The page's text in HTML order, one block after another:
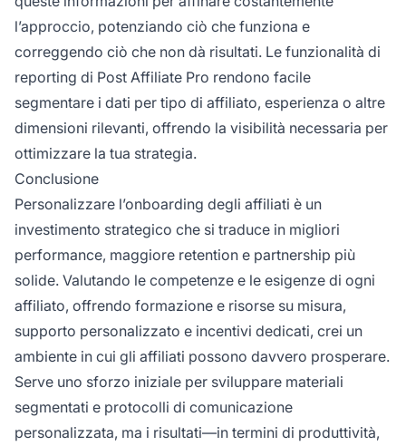
l’approccio, potenziando ciò che funziona e
correggendo ciò che non dà risultati. Le funzionalità di
reporting di Post Affiliate Pro rendono facile
segmentare i dati per tipo di affiliato, esperienza o altre
dimensioni rilevanti, offrendo la visibilità necessaria per
ottimizzare la tua strategia.
Conclusione
Personalizzare l’onboarding degli affiliati è un
investimento strategico che si traduce in migliori
performance, maggiore retention e partnership più
solide. Valutando le competenze e le esigenze di ogni
affiliato, offrendo formazione e risorse su misura,
supporto personalizzato e incentivi dedicati, crei un
ambiente in cui gli affiliati possono davvero prosperare.
Serve uno sforzo iniziale per sviluppare materiali
segmentati e protocolli di comunicazione
personalizzata, ma i risultati—in termini di produttività,